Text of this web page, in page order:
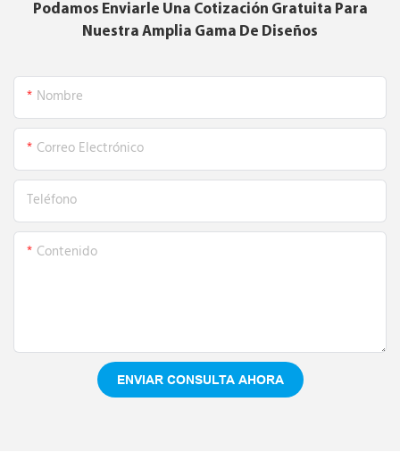
Podamos Enviarle Una Cotización Gratuita Para
Nuestra Amplia Gama De Diseños
Nombre
Correo Electrónico
Teléfono
Contenido
ENVIAR CONSULTA AHORA